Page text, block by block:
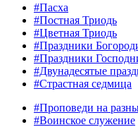
#Пасха
#Постная Триодь
#Цветная Триодь
#Праздники
#Праздники
#Двунадесятые
#Страстная седмица
#Проповеди на
#Воинское служение